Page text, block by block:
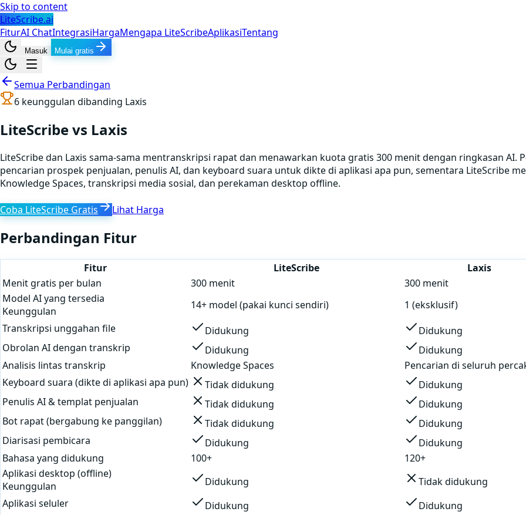
Skip to content
LiteScribe.ai
FiturAI ChatIntegrasiHargaMengapa LiteScribeAplikasiTentang
Masuk Mulai gratis
Semua Perbandingan
6 keunggulan dibanding Laxis
LiteScribe vs Laxis
LiteScribe dan Laxis sama-sama mentranskripsi rapat dan menawarkan kuota gratis 300 menit dengan ringkasan AI.
pencarian prospek penjualan, penulis AI, dan keyboard suara untuk dikte di aplikasi apa pun, sementara LiteScribe
Knowledge Spaces, transkripsi media sosial, dan perekaman desktop offline.
Coba LiteScribe Gratis Lihat Harga
Perbandingan Fitur
Fitur LiteScribe
Laxis
Menit gratis per bulan
300 menit
300 menit
Model AI yang tersedia
Keunggulan
14+ model (pakai kunci sendiri)
1 (eksklusif)
Transkripsi unggahan file
Didukung
Didukung
Obrolan AI dengan transkrip
Didukung
Didukung
Analisis lintas transkrip
Knowledge Spaces
Pencarian di seluruh
Keyboard suara (dikte di aplikasi apa pun)
Tidak didukung
Didukung
Penulis AI & templat penjualan
Tidak didukung
Didukung
Bot rapat (bergabung ke panggilan)
Tidak didukung
Didukung
Diarisasi pembicara
Didukung
Didukung
Bahasa yang didukung
100+
120+
Aplikasi desktop (offline)
Keunggulan
Didukung
Tidak didukung
Aplikasi seluler
Didukung
Didukung